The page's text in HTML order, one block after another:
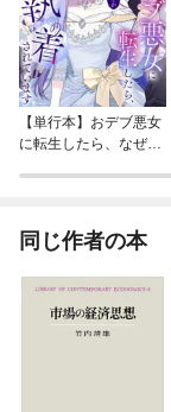
【単行本】おデブ悪女
に転生したら、なぜか
同じ作者の本